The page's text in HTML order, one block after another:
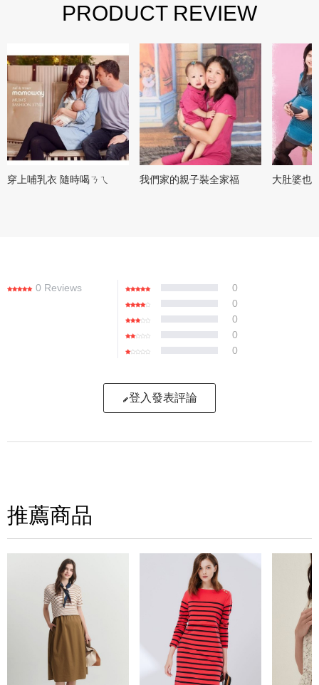
PRODUCT REVIEW
穿上哺乳衣 隨時喝ㄋㄟ 我們家的親子裝全家福 大肚婆也
0 Reviews
0
0
0
0
0
登入發表評論
推薦商品